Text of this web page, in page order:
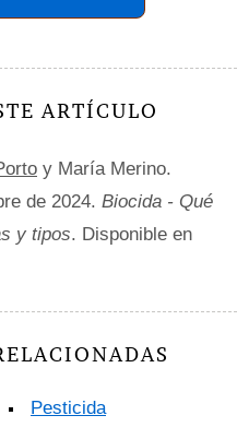
ARTÍCULO
y María Merino.
de 2024. Biocida - Qué
y tipos. Disponible en
Pesticida